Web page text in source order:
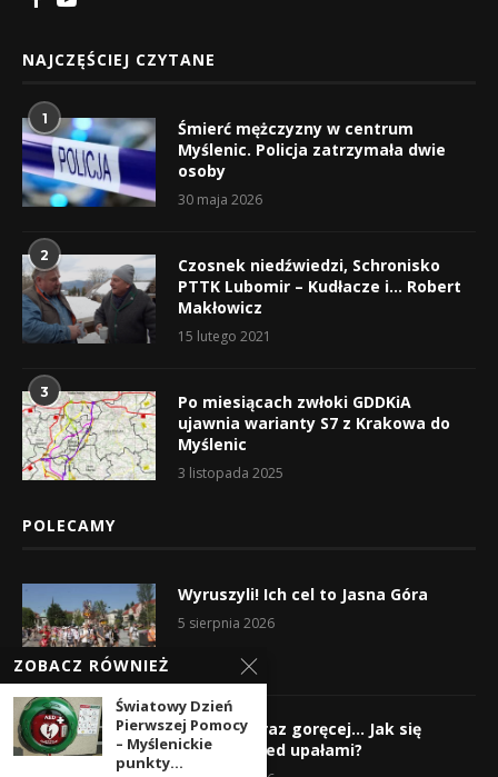
NAJCZĘŚCIEJ CZYTANE
1
Śmierć mężczyzny w centrum
Myślenic. Policja zatrzymała dwie
osoby
30 maja 2026
2
Czosnek niedźwiedzi, Schronisko
PTTK Lubomir – Kudłacze i… Robert
Makłowicz
15 lutego 2021
3
Po miesiącach zwłoki GDDKiA
ujawnia warianty S7 z Krakowa do
Myślenic
3 listopada 2025
POLECAMY
Wyruszyli! Ich cel to Jasna Góra
5 sierpnia 2026
Gorąco, coraz goręcej… Jak się
chronić przed upałami?
ZOBACZ RÓWNIEŻ
Światowy Dzień
Pierwszej Pomocy
– Myślenickie
punkty...